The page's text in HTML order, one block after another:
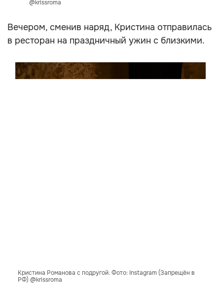
@krissroma
Вечером, сменив наряд, Кристина отправилась
в ресторан на праздничный ужин с близкими.
Кристина Романова с подругой. Фото: Instagram (Запрещён в
РФ) @krissroma